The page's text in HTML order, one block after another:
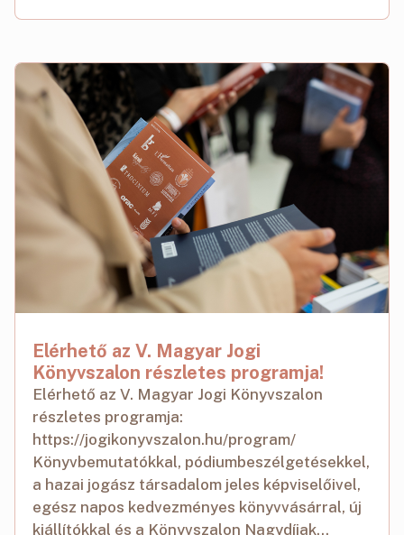
Elérhető az V. Magyar Jogi
Könyvszalon részletes programja!
Elérhető az V. Magyar Jogi Könyvszalon
részletes programja:
https://jogikonyvszalon.hu/program/
Könyvbemutatókkal, pódiumbeszélgetésekkel,
a hazai jogász társadalom jeles képviselőivel,
egész napos kedvezményes könyvvásárral, új
kiállítókkal és a Könyvszalon Nagydíjak...